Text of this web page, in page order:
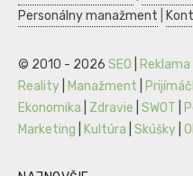
Personálny manažment
© 2010 - 2026 SEO Reklama
Reality
Manažment
Ekonomika
Zdravie SWOT
Marketing
Kultúra Skúšky